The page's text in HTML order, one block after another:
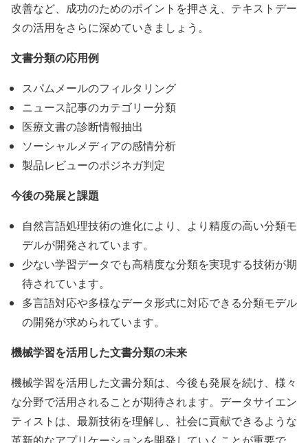
改善など、成功のためのポイントを押さえ、テキストデー
タの活用をさらに深めていきましょう。
文書分類の応用例
スパムメールのフィルタリング
ニュース記事のカテゴリー分類
医療文書の診断情報抽出
ソーシャルメディアの感情分析
製品レビューのポジネガ判定
今後の発展と課題
自然言語処理技術の進化により、より精度の高い分類モ
デルが開発されています。
少ない学習データでも高精度な分類を実現する技術が期
待されています。
多言語対応や多様なデータ形式に対応できる分類モデル
の開発が求められています。
機械学習を活用した文書分類の未来
機械学習を活用した文書分類は、今後も発展を続け、様々
な分野で活用されることが期待されます。データサイエン
ティストは、最新技術を理解し、社会に貢献できるような
革新的なアプリケーションを開発していくことが重要で